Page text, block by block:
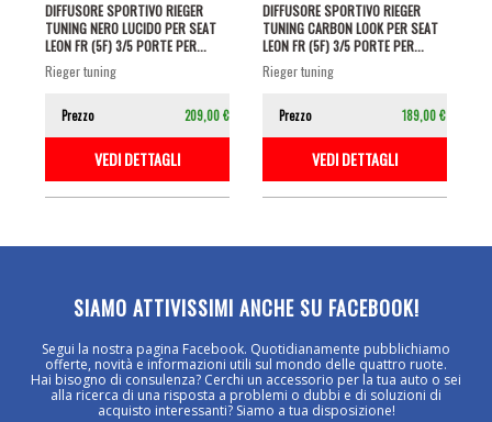
DIFFUSORE SPORTIVO RIEGER
TUNING NERO LUCIDO PER SEAT
LEON FR (5F) 3/5 PORTE PER...
rieger tuning
Prezzo 209,00 €
VEDI DETTAGLI
DIFFUSORE SPORTIVO RIEGER
TUNING CARBON LOOK PER SEAT
LEON FR (5F) 3/5 PORTE PER...
rieger tuning
Prezzo 189,00 €
VEDI DETTAGLI
SIAMO ATTIVISSIMI ANCHE SU FACEBOOK!
Segui la nostra pagina Facebook. Quotidianamente pubblichiamo
offerte, novità e informazioni utili sul mondo delle quattro ruote.
Hai bisogno di consulenza? Cerchi un accessorio per la tua auto o sei
alla ricerca di una risposta a problemi o dubbi e di soluzioni di
acquisto interessanti? Siamo a tua disposizione!